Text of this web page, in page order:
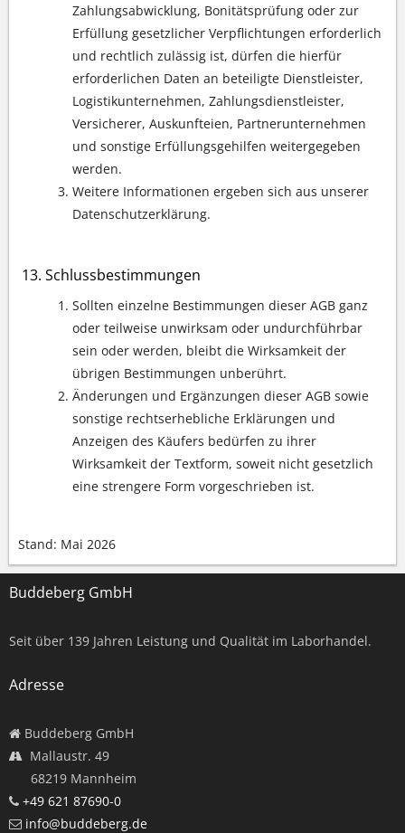
Zahlungsabwicklung, Bonitätsprüfung oder zur
Erfüllung gesetzlicher Verpflichtungen erforderlich
und rechtlich zulässig ist, dürfen die hierfür
erforderlichen Daten an beteiligte Dienstleister,
Logistikunternehmen, Zahlungsdienstleister,
Versicherer, Auskunfteien, Partnerunternehmen
und sonstige Erfüllungsgehilfen weitergegeben
werden.
Weitere Informationen ergeben sich aus unserer
Datenschutzerklärung.
Schlussbestimmungen
Sollten einzelne Bestimmungen dieser AGB ganz
oder teilweise unwirksam oder undurchführbar
sein oder werden, bleibt die Wirksamkeit der
übrigen Bestimmungen unberührt.
Änderungen und Ergänzungen dieser AGB sowie
sonstige rechtserhebliche Erklärungen und
Anzeigen des Käufers bedürfen zu ihrer
Wirksamkeit der Textform, soweit nicht gesetzlich
eine strengere Form vorgeschrieben ist.
Stand: Mai 2026
Buddeberg GmbH
Seit über 139 Jahren Leistung und Qualität im Laborhandel.
Adresse
Buddeberg GmbH
Mallaustr. 49
68219 Mannheim
+49 621 87690-0
info@buddeberg.de